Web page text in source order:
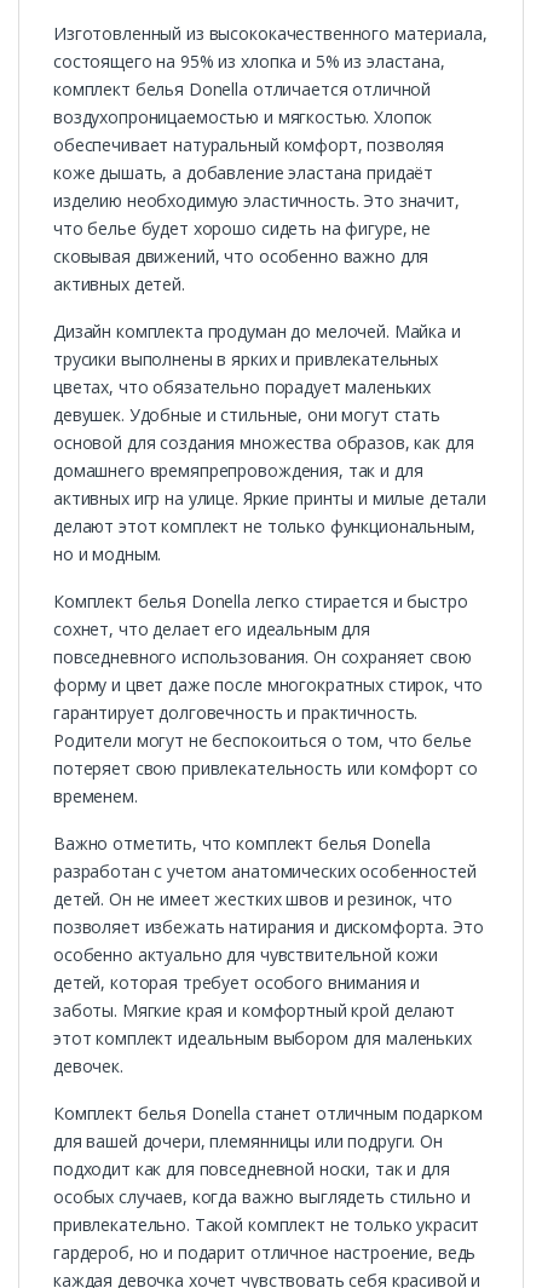
Изготовленный из высококачественного материала,
состоящего на 95% из хлопка и 5% из эластана,
комплект белья Donella отличается отличной
воздухопроницаемостью и мягкостью. Хлопок
обеспечивает натуральный комфорт, позволяя
коже дышать, а добавление эластана придаёт
изделию необходимую эластичность. Это значит,
что белье будет хорошо сидеть на фигуре, не
сковывая движений, что особенно важно для
активных детей.
Дизайн комплекта продуман до мелочей. Майка и
трусики выполнены в ярких и привлекательных
цветах, что обязательно порадует маленьких
девушек. Удобные и стильные, они могут стать
основой для создания множества образов, как для
домашнего времяпрепровождения, так и для
активных игр на улице. Яркие принты и милые детали
делают этот комплект не только функциональным,
но и модным.
Комплект белья Donella легко стирается и быстро
сохнет, что делает его идеальным для
повседневного использования. Он сохраняет свою
форму и цвет даже после многократных стирок, что
гарантирует долговечность и практичность.
Родители могут не беспокоиться о том, что белье
потеряет свою привлекательность или комфорт со
временем.
Важно отметить, что комплект белья Donella
разработан с учетом анатомических особенностей
детей. Он не имеет жестких швов и резинок, что
позволяет избежать натирания и дискомфорта. Это
особенно актуально для чувствительной кожи
детей, которая требует особого внимания и
заботы. Мягкие края и комфортный крой делают
этот комплект идеальным выбором для маленьких
девочек.
Комплект белья Donella станет отличным подарком
для вашей дочери, племянницы или подруги. Он
подходит как для повседневной носки, так и для
особых случаев, когда важно выглядеть стильно и
привлекательно. Такой комплект не только украсит
гардероб, но и подарит отличное настроение, ведь
каждая девочка хочет чувствовать себя красивой и